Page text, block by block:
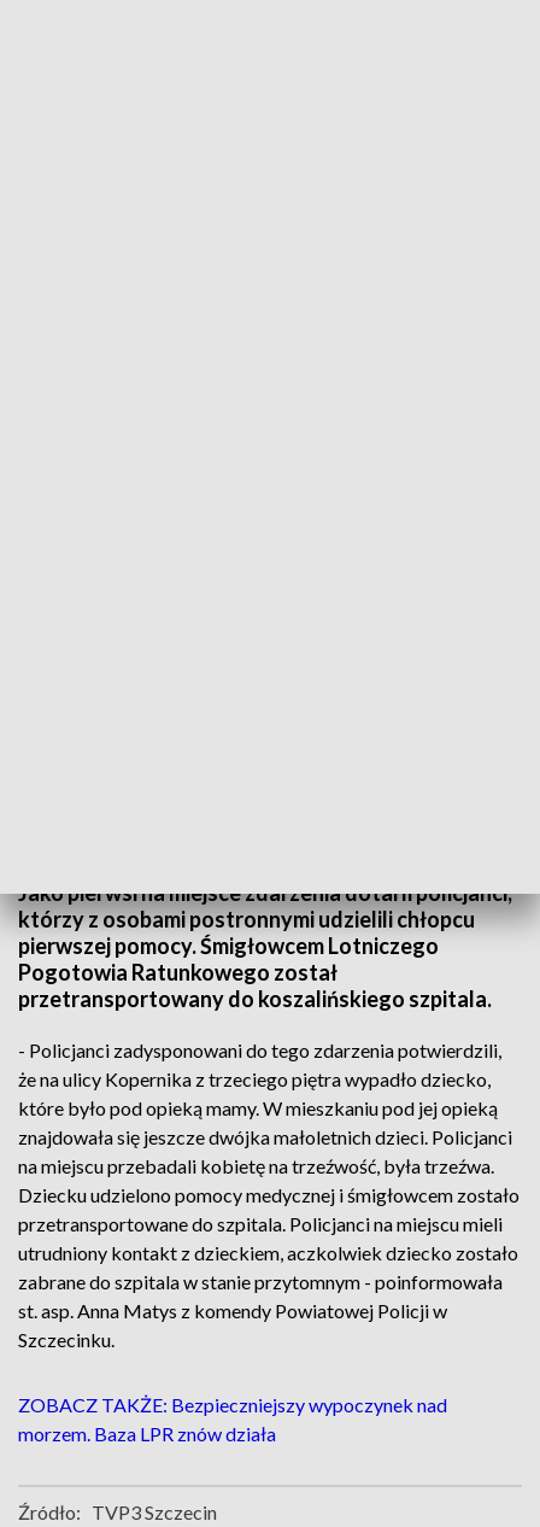
Jako pierwsi na miejsce zdarzenia dotarli policjanci,
którzy z osobami postronnymi udzielili chłopcu
pierwszej pomocy. Śmigłowcem Lotniczego
Pogotowia Ratunkowego został
przetransportowany do koszalińskiego szpitala.
- Policjanci zadysponowani do tego zdarzenia potwierdzili,
że na ulicy Kopernika z trzeciego piętra wypadło dziecko,
które było pod opieką mamy. W mieszkaniu pod jej opieką
znajdowała się jeszcze dwójka małoletnich dzieci. Policjanci
na miejscu przebadali kobietę na trzeźwość, była trzeźwa.
Dziecku udzielono pomocy medycznej i śmigłowcem zostało
przetransportowane do szpitala. Policjanci na miejscu mieli
utrudniony kontakt z dzieckiem, aczkolwiek dziecko zostało
zabrane do szpitala w stanie przytomnym - poinformowała
st. asp. Anna Matys z komendy Powiatowej Policji w
Szczecinku.
ZOBACZ TAKŻE: Bezpieczniejszy wypoczynek nad
morzem. Baza LPR znów działa
Źródło: TVP3 Szczecin